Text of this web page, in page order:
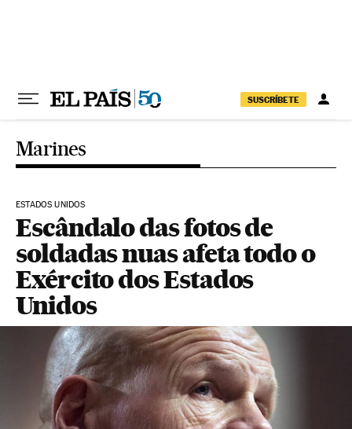
SUSCRÍBETE
Marines
ESTADOS UNIDOS
Escândalo das fotos de
soldadas nuas afeta todo o
Exército dos Estados
Unidos